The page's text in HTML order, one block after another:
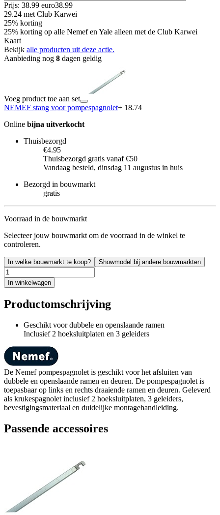
Prijs: 38.99 euro38.99
29.24 met Club Karwei
25% korting
25% korting op alle Nemef en Yale alleen met de Club Karwei
Kaart
Bekijk alle producten uit deze actie.
Aanbieding nog 8 dagen geldig
Voeg product toe aan set
NEMEF stang voor pompespagnolet+ 18.74
Online bijna uitverkocht
Thuisbezorgd
€4.95
Thuisbezorgd gratis vanaf €50
Vandaag besteld, dinsdag 11 augustus in huis
Bezorgd in bouwmarkt
gratis
Voorraad in de bouwmarkt
Selecteer jouw bouwmarkt om de voorraad in de winkel te
controleren.
In welke bouwmarkt te koop? Showmodel bij andere bouwmarkten
In winkelwagen
Productomschrijving
Geschikt voor dubbele en openslaande ramen
Inclusief 2 hoeksluitplaten en 3 geleiders
De Nemef pompespagnolet is geschikt voor het afsluiten van
dubbele en openslaande ramen en deuren. De pompespagnolet is
toepasbaar op links en rechts draaiende ramen en deuren. Geleverd
als krukespagnolet inclusief 2 hoeksluitplaten, 3 geleiders,
bevestigingsmateriaal en duidelijke montagehandleiding.
Passende accessoires